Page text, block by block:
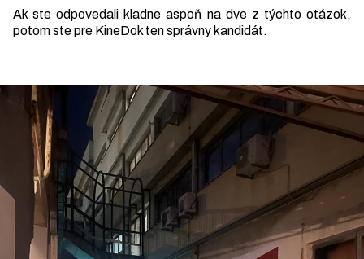
Ak ste odpovedali kladne aspoň na dve z týchto otázok,
potom ste pre KineDok ten správny kandidát.